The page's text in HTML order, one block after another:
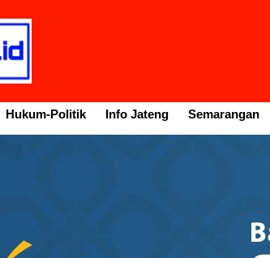
Hukum-Politik Info Jateng Semarangan